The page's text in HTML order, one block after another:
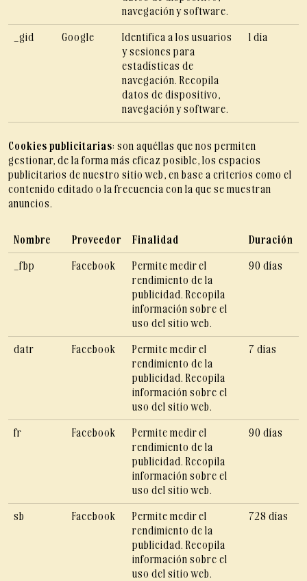
navegación y software.
_gid
Google
Identifica a los usuarios
y sesiones para
estadísticas de
navegación. Recopila
datos de dispositivo,
navegación y software.
1 día
Cookies publicitarias: son aquéllas que nos permiten
gestionar, de la forma más eficaz posible, los espacios
publicitarios de nuestro sitio web, en base a criterios como el
contenido editado o la frecuencia con la que se muestran
anuncios.
Nombre Proveedor Finalidad
Duración
_fbp
Facebook
Permite medir el
rendimiento de la
publicidad. Recopila
información sobre el
uso del sitio web.
90 días
datr Facebook
Permite medir el
rendimiento de la
publicidad. Recopila
información sobre el
uso del sitio web.
7 días
fr Facebook
Permite medir el
rendimiento de la
publicidad. Recopila
información sobre el
uso del sitio web.
90 días
sb Facebook
Permite medir el
rendimiento de la
publicidad. Recopila
información sobre el
uso del sitio web.
728 días